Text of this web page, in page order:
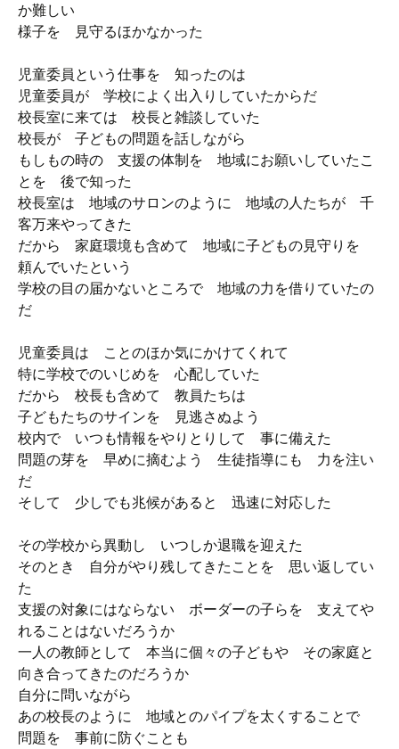
か難しい
様子を 見守るほかなかった
児童委員という仕事を 知ったのは
児童委員が 学校によく出入りしていたからだ
校長室に来ては 校長と雑談していた
校長が 子どもの問題を話しながら
もしもの時の 支援の体制を 地域にお願いしていたこ
とを 後で知った
校長室は 地域のサロンのように 地域の人たちが 千
客万来やってきた
だから 家庭環境も含めて 地域に子どもの見守りを
頼んでいたという
学校の目の届かないところで 地域の力を借りていたの
だ
児童委員は ことのほか気にかけてくれて
特に学校でのいじめを 心配していた
だから 校長も含めて 教員たちは
子どもたちのサインを 見逃さぬよう
校内で いつも情報をやりとりして 事に備えた
問題の芽を 早めに摘むよう 生徒指導にも 力を注い
だ
そして 少しでも兆候があると 迅速に対応した
その学校から異動し いつしか退職を迎えた
そのとき 自分がやり残してきたことを 思い返してい
た
支援の対象にはならない ボーダーの子らを 支えてや
れることはないだろうか
一人の教師として 本当に個々の子どもや その家庭と
向き合ってきたのだろうか
自分に問いながら
あの校長のように 地域とのパイプを太くすることで
問題を 事前に防ぐことも